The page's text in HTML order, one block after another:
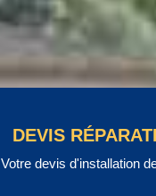
DEVIS
Votre devis d'installation